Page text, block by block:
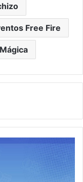
Free Fire